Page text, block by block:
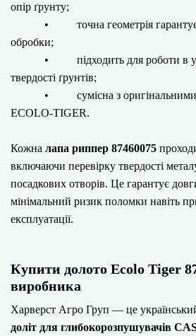
опір ґрунту;
• точна геометрія гарантує
обробки;
• підходить для роботи в
твердості ґрунтів;
• сумісна з оригінальними
ECOLO-TIGER.
Кожна лапа риппер 87460075
включаючи перевірку твердості
посадкових отворів. Це гарантує
мінімальний ризик поломки навіть
експлуатації.
Купити долото Ecolo Tiger
виробника
Харверст Агро Груп — це
доліт для глибокорозпушувачів